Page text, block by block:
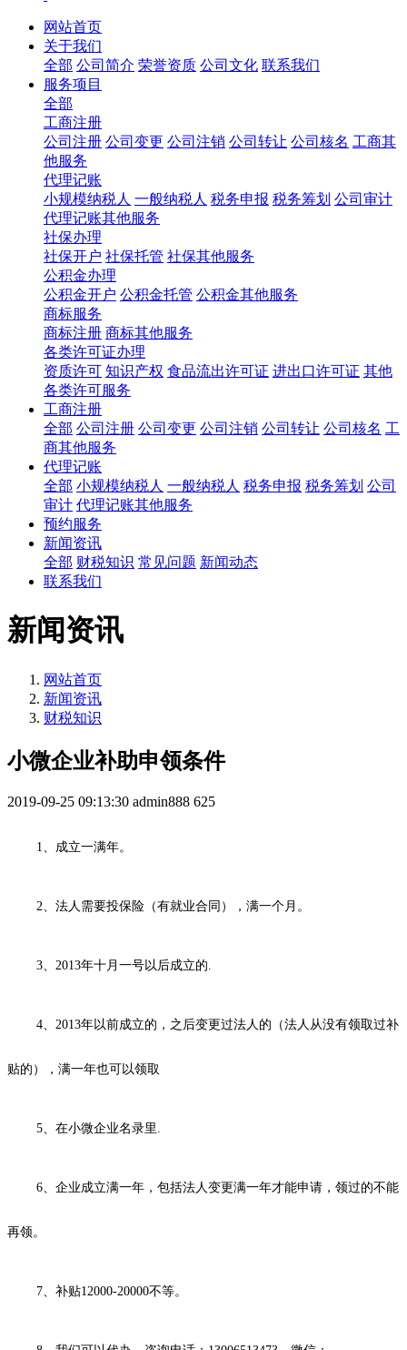
网站首页
关于我们
全部 公司简介 荣誉资质 公司文化 联系我们
服务项目
全部
工商注册
公司注册 公司变更 公司注销 公司转让 公司核名 工商其
他服务
代理记账
小规模纳税人 一般纳税人 税务申报 税务筹划 公司审计
代理记账其他服务
社保办理
社保开户 社保托管 社保其他服务
公积金办理
公积金开户 公积金托管 公积金其他服务
商标服务
商标注册 商标其他服务
各类许可证办理
资质许可 知识产权 食品流出许可证 进出口许可证 其他
各类许可服务
工商注册
全部 公司注册 公司变更 公司注销 公司转让 公司核名 工
商其他服务
代理记账
全部 小规模纳税人 一般纳税人 税务申报 税务筹划 公司
审计 代理记账其他服务
预约服务
新闻资讯
全部 财税知识 常见问题 新闻动态
联系我们
新闻资讯
网站首页
新闻资讯
财税知识
小微企业补助申领条件
2019-09-25 09:13:30 admin888 625
1、成立一满年。
2、法人需要投保险（有就业合同），满一个月。
3、2013年十月一号以后成立的.
4、2013年以前成立的，之后变更过法人的（法人从没有领取过补
贴的），满一年也可以领取
5、在小微企业名录里.
6、企业成立满一年，包括法人变更满一年才能申请，领过的不能
再领。
7、补贴12000-20000不等。